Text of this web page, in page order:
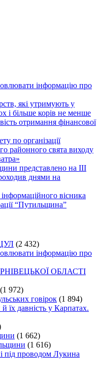
інформацію про
які утримують у
і більше корів не менше
отримання фінансової
по організації
районного свята виходу
представлено на ІІІ
днями на
вісника
“Путильщина”
(2 432)
інформацію про
ОБЛАСТІ
(1 972)
говірок (1 894)
їх давність у Карпатах.
(1 662)
(1 616)
під проводом Лукина